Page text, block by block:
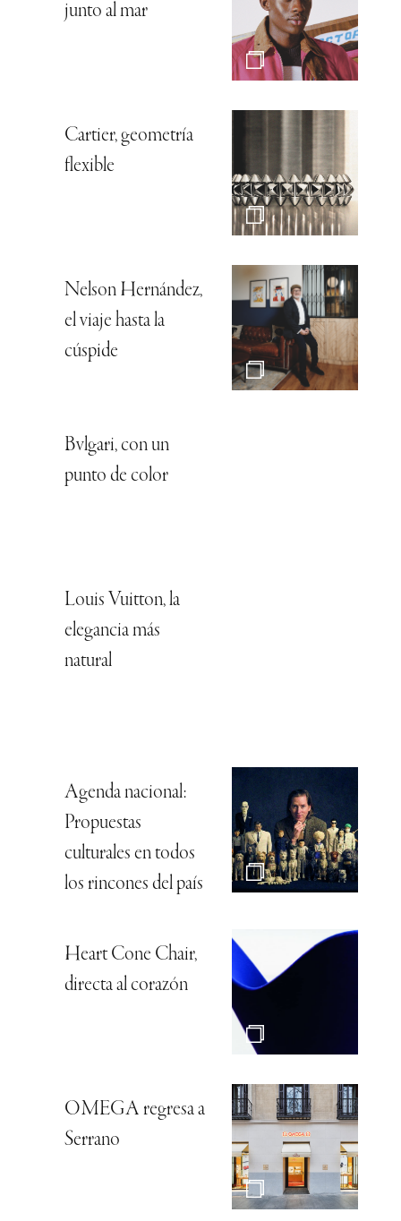
junto al mar
Cartier, geometría
flexible
Nelson Hernández,
el viaje hasta la
cúspide
Bvlgari, con un
punto de color
Louis Vuitton, la
elegancia más
natural
Agenda nacional:
Propuestas
culturales en todos
los rincones del país
Heart Cone Chair,
directa al corazón
OMEGA regresa a
Serrano